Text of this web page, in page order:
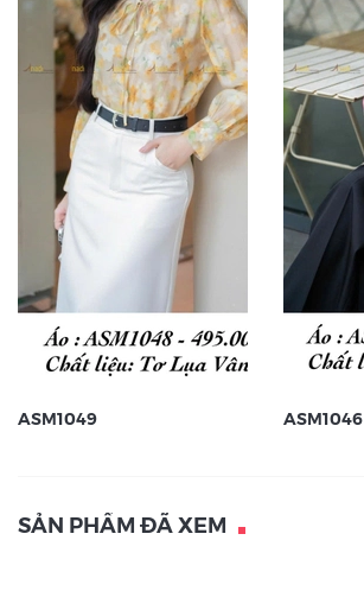
ASM1049 ASM1046
SẢN PHẨM ĐÃ XEM